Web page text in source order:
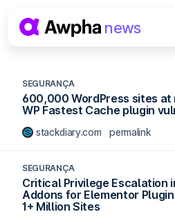
SEGURANÇA
600,000 WordPress sites at
WP Fastest Cache plugin
stackdiary.com permalink
SEGURANÇA
Critical Privilege Escalation
Addons for Elementor
1+ Million Sites
Navegação
news